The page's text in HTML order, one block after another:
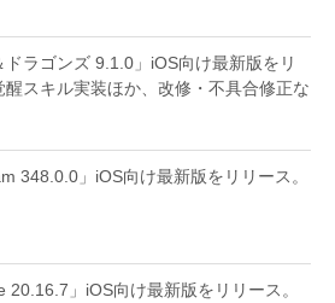
ドラゴンズ 9.1.0」iOS向け最新版をリ
醒スキル実装ほか、改修・不具合修正な
348.0.0」iOS向け最新版をリリース。
20.16.7」iOS向け最新版をリリース。